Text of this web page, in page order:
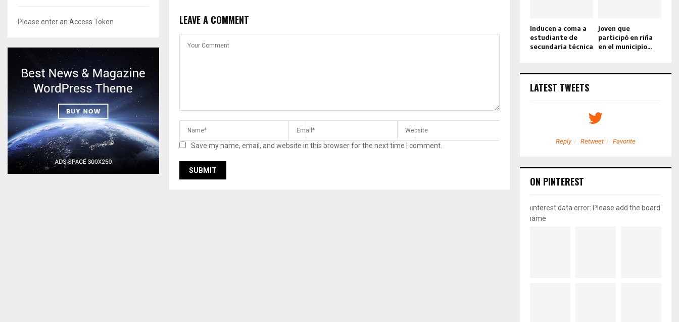
LEAVE A COMMENT
Save my name, email, and website in this browser for the next time I comment.
Please enter an Access Token
Inducen a coma a
estudiante de
secundaria técnica
Joven que
participó en riña
en el municipio...
LATEST TWEETS
Reply Retweet Favorite Reply Retweet Favorite Reply Retweet Favorite
ON PINTEREST
pinterest data error: Please add the board
name